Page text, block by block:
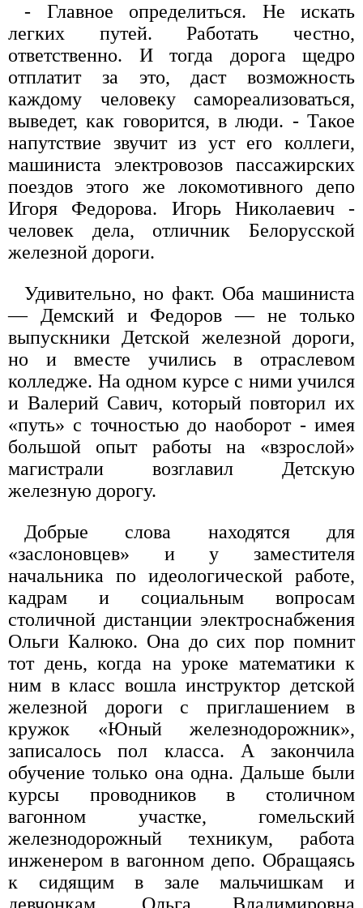
- Главное определиться. Не искать
легких путей. Работать честно,
ответственно. И тогда дорога щедро
отплатит за это, даст возможность
каждому человеку самореализоваться,
выведет, как говорится, в люди. - Такое
напутствие звучит из уст его коллеги,
машиниста электровозов пассажирских
поездов этого же локомотивного депо
Игоря Федорова. Игорь Николаевич -
человек дела, отличник Белорусской
железной дороги.
Удивительно, но факт. Оба машиниста
— Демский и Федоров — не только
выпускники Детской железной дороги,
но и вместе учились в отраслевом
колледже. На одном курсе с ними учился
и Валерий Савич, который повторил их
«путь» с точностью до наоборот - имея
большой опыт работы на «взрослой»
магистрали возглавил Детскую
железную дорогу.
Добрые слова находятся для
«заслоновцев» и у заместителя
начальника по идеологической работе,
кадрам и социальным вопросам
столичной дистанции электроснабжения
Ольги Калюко. Она до сих пор помнит
тот день, когда на уроке математики к
ним в класс вошла инструктор детской
железной дороги с приглашением в
кружок «Юный железнодорожник»,
записалось пол класса. А закончила
обучение только она одна. Дальше были
курсы проводников в столичном
вагонном участке, гомельский
железнодорожный техникум, работа
инженером в вагонном депо. Обращаясь
к сидящим в зале мальчишкам и